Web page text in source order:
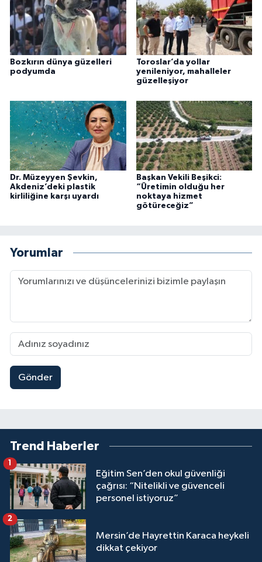
Bozkırın dünya güzelleri
podyumda
Toroslar’da yollar
yenileniyor, mahalleler
güzelleşiyor
Dr. Müzeyyen Şevkin,
Akdeniz’deki plastik
kirliliğine karşı uyardı
Başkan Vekili Beşikci:
“Üretimin olduğu her
noktaya hizmet
götüreceğiz”
Yorumlar
Gönder
Trend Haberler
Eğitim Sen’den okul güvenliği
çağrısı: “Nitelikli ve güvenceli
personel istiyoruz”
1
Mersin’de Hayrettin Karaca heykeli
dikkat çekiyor
2